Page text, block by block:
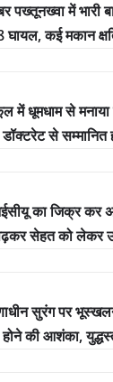
पख्तूनख्वा में भारी
घायल, कई मकान
में धूमधाम से
से
का जिक्र कर
पढ़कर सेहत को लेकर
सुरंग पर
की आशंका,